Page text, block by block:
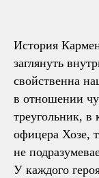
История
заглянуть
свойственна
в отношении
треугольник, в
офицера Хозе,
не
У каждого